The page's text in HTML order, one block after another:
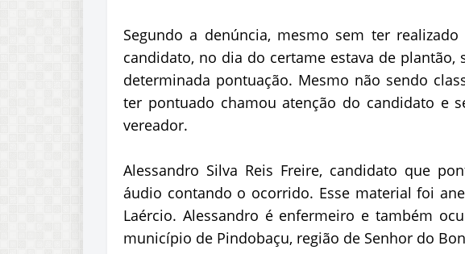
Segundo a denúncia, mesmo sem ter
candidato, no dia do certame estava de
determinada pontuação. Mesmo não sendo
ter pontuado chamou atenção do candidato e
vereador.
Alessandro Silva Reis Freire, candidato que
áudio contando o ocorrido. Esse material foi
Laércio. Alessandro é enfermeiro e também
município de Pindobaçu, região de Senhor do